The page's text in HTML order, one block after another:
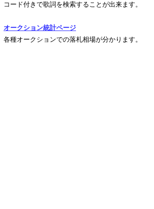
コード付きで歌詞を検索することが出来ます。
オークション統計ページ
各種オークションでの落札相場が分かります。